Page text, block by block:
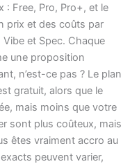
: Free, Pro, Pro+, et le
prix et des coûts par
et Spec. Chaque
une proposition
n’est-ce pas ? Le plan
gratuit, alors que le
mais moins que votre
sont plus coûteux, mais
êtes vraiment accro au
peuvent varier,